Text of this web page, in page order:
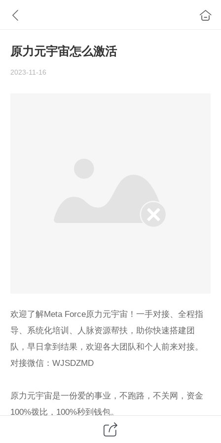
原力元宇宙怎么激活
2023-11-16
欢迎了解Meta Force原力元宇宙！一手对接、全程指
导、系统化培训、人脉资源帮扶，助你快速搭建团
队，早日拿到结果，欢迎各大团队和个人前来对接。
对接微信：WJSDZMD
原力元宇宙是一份爱的事业，不跑路，不关网，资金
100%拨比，100%秒到钱包。